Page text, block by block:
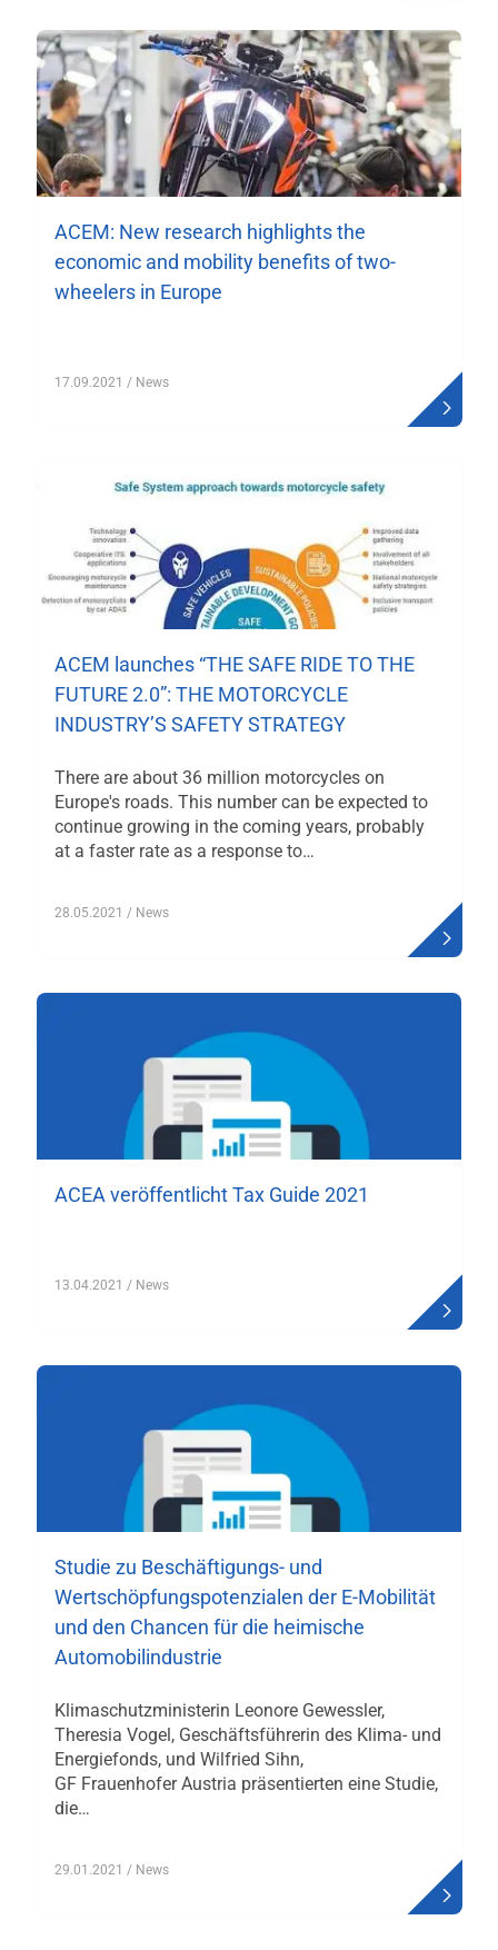
ACEM: New research highlights the
economic and mobility benefits of two-
wheelers in Europe
17.09.2021 / News
ACEM launches “THE SAFE RIDE TO THE
FUTURE 2.0”: THE MOTORCYCLE
INDUSTRY’S SAFETY STRATEGY
There are about 36 million motorcycles on
Europe's roads. This number can be expected to
continue growing in the coming years, probably
at a faster rate as a response to…
28.05.2021 / News
ACEA veröffentlicht Tax Guide 2021
13.04.2021 / News
Studie zu Beschäftigungs- und
Wertschöpfungspotenzialen der E-Mobilität
und den Chancen für die heimische
Automobilindustrie
Klimaschutzministerin Leonore Gewessler,
Theresia Vogel, Geschäftsführerin des Klima- und
Energiefonds, und Wilfried Sihn,
GF Frauenhofer Austria präsentierten eine Studie,
die…
29.01.2021 / News